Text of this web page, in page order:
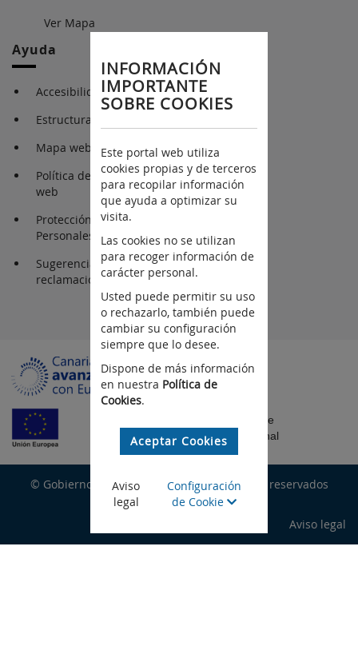
Ver Mapa
Ayuda
Accesibilidad
Estructura Orgánica
Mapa web
Política de cookies en la
web
Protección de Datos
Personales
Sugerencias y
reclamaciones
Fondo Europeo de
Desarrollo Regional
© Gobierno de Canarias, todos los derechos reservados
Aviso legal
INFORMACIÓN
IMPORTANTE
SOBRE COOKIES
Este portal web utiliza
cookies propias y de terceros
para recopilar información
que ayuda a optimizar su
visita.
Las cookies no se utilizan
para recoger información de
carácter personal.
Usted puede permitir su uso
o rechazarlo, también puede
cambiar su configuración
siempre que lo desee.
Dispone de más información
en nuestra Política de
Cookies.
Aceptar Cookies
Aviso
legal
Configuración
de Cookie